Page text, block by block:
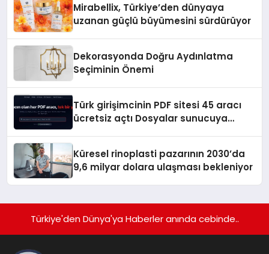
Mirabellix, Türkiye’den dünyaya
uzanan güçlü büyümesini sürdürüyor
Dekorasyonda Doğru Aydınlatma
Seçiminin Önemi
Türk girişimcinin PDF sitesi 45 aracı
ücretsiz açtı Dosyalar sunucuya
Küresel rinoplasti pazarının 2030’da
9,6 milyar dolara ulaşması bekleniyor
Türkiye'den Dünya'ya Haberler anında cebinde..